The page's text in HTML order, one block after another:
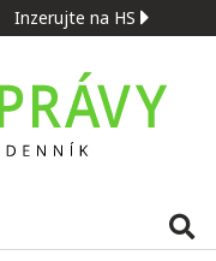
Inzerujte na HS